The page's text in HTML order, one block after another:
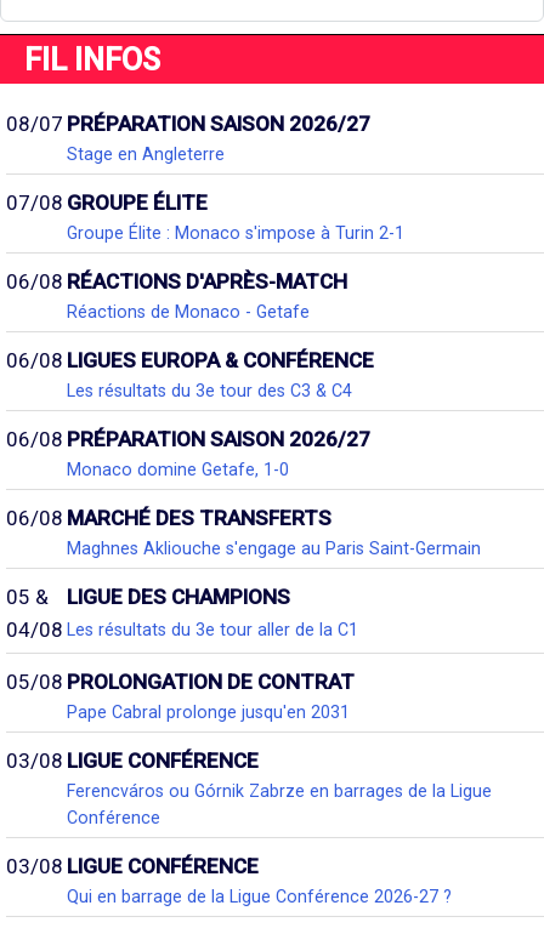
FIL INFOS
08/07 PRÉPARATION SAISON 2026/27
Stage en Angleterre
07/08 GROUPE ÉLITE
Groupe Élite : Monaco s'impose à Turin 2-1
06/08 RÉACTIONS D'APRÈS-MATCH
Réactions de Monaco - Getafe
06/08 LIGUES EUROPA & CONFÉRENCE
Les résultats du 3e tour des C3 & C4
06/08 PRÉPARATION SAISON 2026/27
Monaco domine Getafe, 1-0
06/08 MARCHÉ DES TRANSFERTS
Maghnes Akliouche s'engage au Paris Saint-Germain
05 &
04/08
LIGUE DES CHAMPIONS
Les résultats du 3e tour aller de la C1
05/08 PROLONGATION DE CONTRAT
Pape Cabral prolonge jusqu'en 2031
03/08 LIGUE CONFÉRENCE
Ferencváros ou Górnik Zabrze en barrages de la Ligue
Conférence
03/08 LIGUE CONFÉRENCE
Qui en barrage de la Ligue Conférence 2026-27 ?